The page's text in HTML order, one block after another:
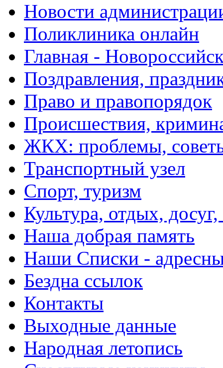
Новости
Поликлиника онлайн
Главная -
Поздравления,
Право и правопорядок
Происшествия,
ЖКХ: проблемы,
Транспортный узел
Спорт, туризм
Культура, отдых,
Наша добрая память
Наши Списки -
Бездна ссылок
Контакты
Выходные данные
Народная летопись